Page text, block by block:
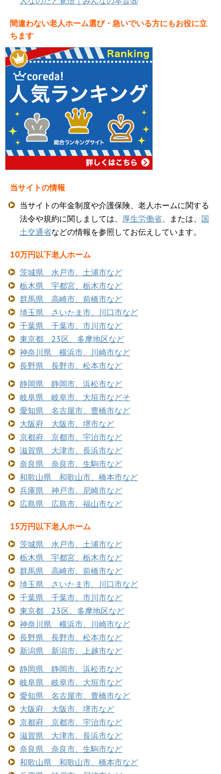
間違わない老人ホーム選び・急いでいる方にもお役に立
ちます
当サイトの情報
当サイトの年金制度や介護保険、老人ホームに関する
法令や規約に関しましては、 厚生労働省 、または、 国
土交通省などの情報を参照してお伝えしています。
10万円以下老人ホーム
茨城県 水戸市、土浦市など
栃木県 宇都宮、栃木市など
群馬県 高崎市、前橋市など
埼玉県 さいたま市、川口市など
千葉県 千葉市、市川市など
東京都 23区、多摩地区など
神奈川県 横浜市、川崎市など
長野県 長野市、松本市など
静岡県 静岡市、浜松市など
岐阜県 岐阜市、大垣市などそ
愛知県 名古屋市、豊橋市など
大阪府 大阪市、堺市など
京都府 京都市、宇治市など
滋賀県 大津市、長浜市など
奈良県 奈良市、生駒市など
和歌山県 和歌山市、橋本市など
兵庫県 神戸市、尼崎市など
広島県 広島市、福山市など
15万円以下老人ホーム
茨城県 水戸市、土浦市など
栃木県 宇都宮、栃木市など
群馬県 高崎市、前橋市など
埼玉県 さいたま市、川口市など
千葉県 千葉市、市川市など
東京都 23区、多摩地区など
神奈川県 横浜市、川崎市など
長野県 長野市、松本市など
新潟県 新潟市、上越市など
静岡県 静岡市、浜松市など
岐阜県 岐阜市、大垣市など
愛知県 名古屋市、豊橋市など
大阪府 大阪市、堺市など
京都府 京都市、宇治市など
滋賀県 大津市、長浜市など
奈良県 奈良市、生駒市など
和歌山県 和歌山市、橋本市など